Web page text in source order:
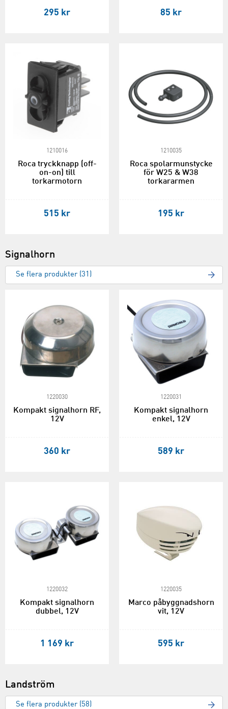
295 kr 85 kr
1210016
Roca tryckknapp (off-
on-on) till
torkarmotorn
515 kr
1210035
Roca spolarmunstycke
för W25 & W38
torkararmen
195 kr
Signalhorn
Se flera produkter (31)
1220030
Kompakt signalhorn RF,
12V
360 kr
1220031
Kompakt signalhorn
enkel, 12V
589 kr
1220032
Kompakt signalhorn
dubbel, 12V
1 169 kr
1220035
Marco påbyggnadshorn
vit, 12V
595 kr
Landström
Se flera produkter (58)